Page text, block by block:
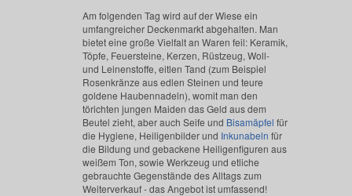
Am folgenden Tag wird auf der Wiese ein
umfangreicher Deckenmarkt abgehalten. Man
bietet eine große Vielfalt an Waren feil: Keramik,
Töpfe, Feuersteine, Kerzen, Rüstzeug, Woll-
und Leinenstoffe, eitlen Tand (zum Beispiel
Rosenkränze aus edlen Steinen und teure
goldene Haubennadeln), womit man den
törichten jungen Maiden das Geld aus dem
Beutel zieht, aber auch Seife und Bisamäpfel für
die Hygiene, Heiligenbilder und Inkunabeln für
die Bildung und gebackene Heiligenfiguren aus
weißem Ton, sowie Werkzeug und etliche
gebrauchte Gegenstände des Alltags zum
Weiterverkauf - das Angebot ist umfassend!